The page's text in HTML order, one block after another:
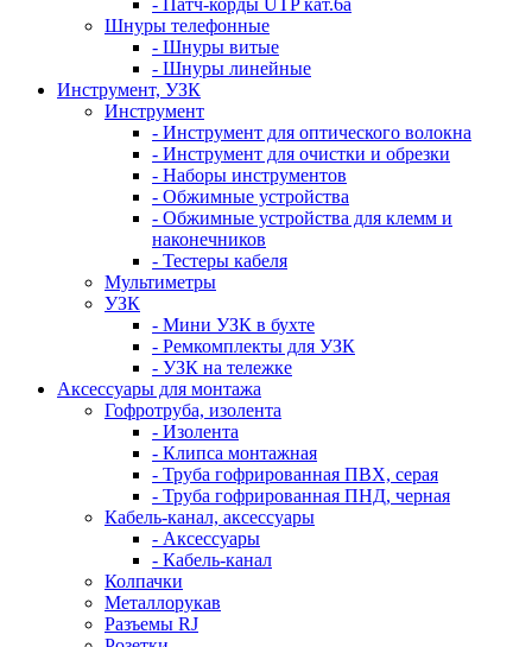
- Патч-корды UTP кат.6а
Шнуры телефонные
- Шнуры витые
- Шнуры линейные
Инструмент, УЗК
Инструмент
- Инструмент для оптического волокна
- Инструмент для очистки и обрезки
- Наборы инструментов
- Обжимные устройства
- Обжимные устройства для клемм и
наконечников
- Тестеры кабеля
Мультиметры
УЗК
- Мини УЗК в бухте
- Ремкомплекты для УЗК
- УЗК на тележке
Аксессуары для монтажа
Гофротруба, изолента
- Изолента
- Клипса монтажная
- Труба гофрированная ПВХ, серая
- Труба гофрированная ПНД, черная
Кабель-канал, аксессуары
- Аксессуары
- Кабель-канал
Колпачки
Металлорукав
Разъемы RJ